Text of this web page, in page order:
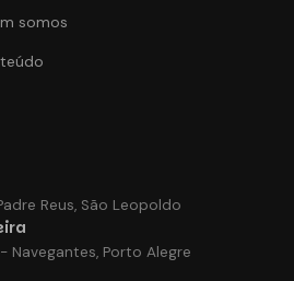
somos
Reus, São Leopoldo
Navegantes, Porto Alegre